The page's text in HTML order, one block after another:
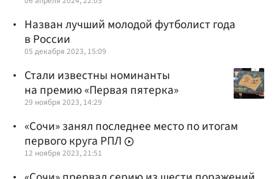
Назван лучший молодой футболист года
в России
05 декабря 2023, 15:09
Стали известны номинанты
на премию «Первая пятерка»
29 ноября 2023, 14:29
«Сочи» занял последнее место по итогам
первого круга РПЛ
12 ноября 2023, 21:51